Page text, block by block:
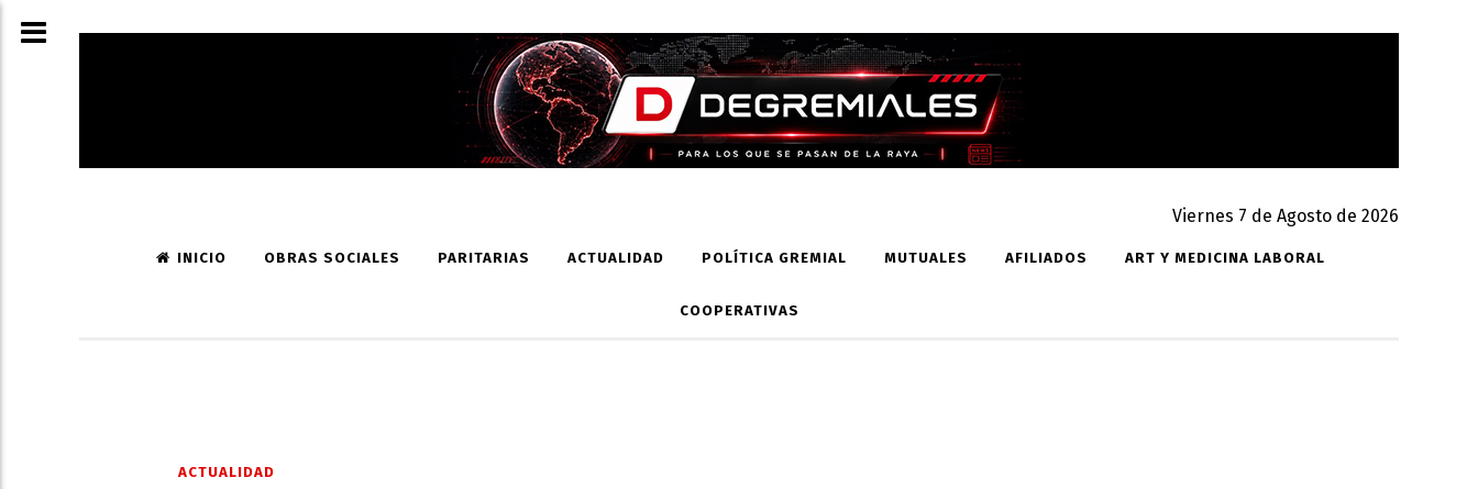
Viernes 7 de Agosto de 2026
INICIO OBRAS SOCIALES PARITARIAS ACTUALIDAD POLÍTICA GREMIAL MUTUALES AFILIADOS ART Y MEDICINA LABORAL
COOPERATIVAS
ACTUALIDAD